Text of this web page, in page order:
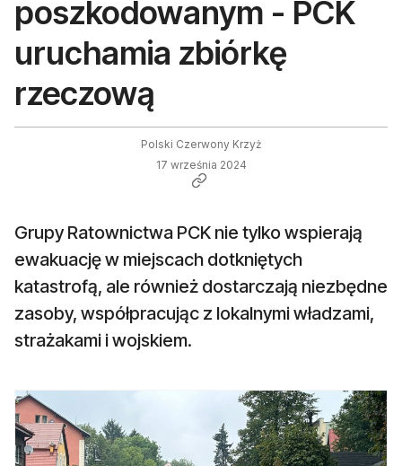
poszkodowanym - PCK
uruchamia zbiórkę
rzeczową
Polski Czerwony Krzyż
17 września 2024
Grupy Ratownictwa PCK nie tylko wspierają
ewakuację w miejscach dotkniętych
katastrofą, ale również dostarczają niezbędne
zasoby, współpracując z lokalnymi władzami,
strażakami i wojskiem.